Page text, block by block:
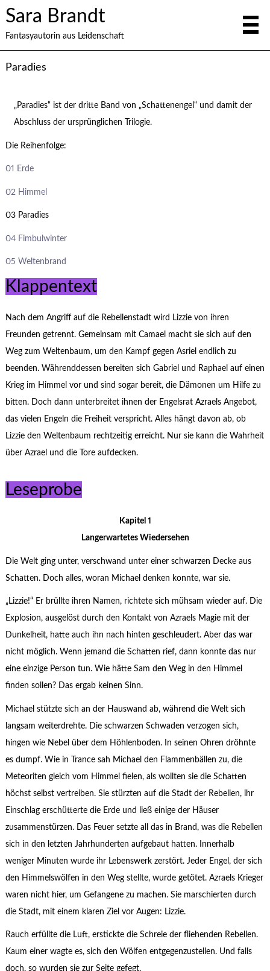
Sara Brandt
Fantasyautorin aus Leidenschaft
Paradies
„Paradies“ ist der dritte Band von „Schattenengel“ und damit der
Abschluss der ursprünglichen Trilogie.
Die Reihenfolge:
01 Erde
02 Himmel
03 Paradies
04 Fimbulwinter
05 Weltenbrand
Klappentext
Nach dem Angriff auf die Rebellenstadt wird Lizzie von ihren
Freunden getrennt. Gemeinsam mit Camael macht sie sich auf den
Weg zum Weltenbaum, um den Kampf gegen Asriel endlich zu
beenden. Währenddessen bereiten sich Gabriel und Raphael auf einen
Krieg im Himmel vor und sind sogar bereit, die Dämonen um Hilfe zu
bitten. Doch dann unterbreitet ihnen der Engelsrat Azraels Angebot,
das vielen Engeln die Freiheit verspricht. Alles hängt davon ab, ob
Lizzie den Weltenbaum rechtzeitig erreicht. Nur sie kann die Wahrheit
über Azrael und die Tore aufdecken.
Leseprobe
Kapitel 1
Langerwartetes Wiedersehen
Die Welt ging unter, verschwand unter einer schwarzen Decke aus
Schatten. Doch alles, woran Michael denken konnte, war sie.
„Lizzie!“ Er brüllte ihren Namen, richtete sich mühsam wieder auf. Die
Explosion, ausgelöst durch den Kontakt von Azraels Magie mit der
Dunkelheit, hatte auch ihn nach hinten geschleudert. Aber das war
nicht möglich. Wenn jemand die Schatten rief, dann konnte das nur
eine einzige Person tun. Wie hätte Sam den Weg in den Himmel
finden sollen? Das ergab keinen Sinn.
Michael stützte sich an der Hauswand ab, während die Welt sich
langsam weiterdrehte. Die schwarzen Schwaden verzogen sich,
hingen wie Nebel über dem Höhlenboden. In seinen Ohren dröhnte
es dumpf. Wie in Trance sah Michael den Flammenbällen zu, die
Meteoriten gleich vom Himmel fielen, als wollten sie die Schatten
höchst selbst vertreiben. Sie stürzten auf die Stadt der Rebellen, ihr
Einschlag erschütterte die Erde und ließ einige der Häuser
zusammenstürzen. Das Feuer setzte all das in Brand, was die Rebellen
sich in den letzten Jahrhunderten aufgebaut hatten. Innerhalb
weniger Minuten wurde ihr Lebenswerk zerstört. Jeder Engel, der sich
den Himmelswölfen in den Weg stellte, wurde getötet. Azraels Krieger
waren nicht hier, um Gefangene zu machen. Sie marschierten durch
die Stadt, mit einem klaren Ziel vor Augen: Lizzie.
Rauch erfüllte die Luft, erstickte die Schreie der fliehenden Rebellen.
Kaum einer wagte es, sich den Wölfen entgegenzustellen. Und falls
doch, so wurden sie zur Seite gefegt.